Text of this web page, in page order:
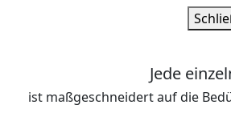
Jede
ist maßgeschneidert auf die